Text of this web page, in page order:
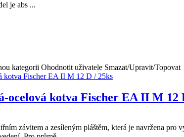
je abs ...
kategorii Ohodnotit uživatele Smazat/Upravit/Topovat
ocelová kotva Fischer EA II M 12
závitem a zesíleným pláštěm, která je navržena